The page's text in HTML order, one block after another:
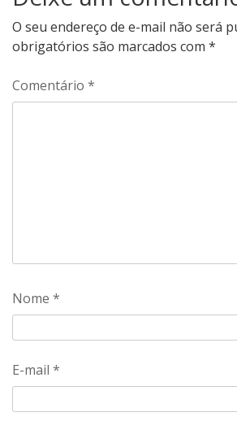
O seu endereço de e-mail não será
obrigatórios são marcados com *
Comentário *
Nome *
E-mail *